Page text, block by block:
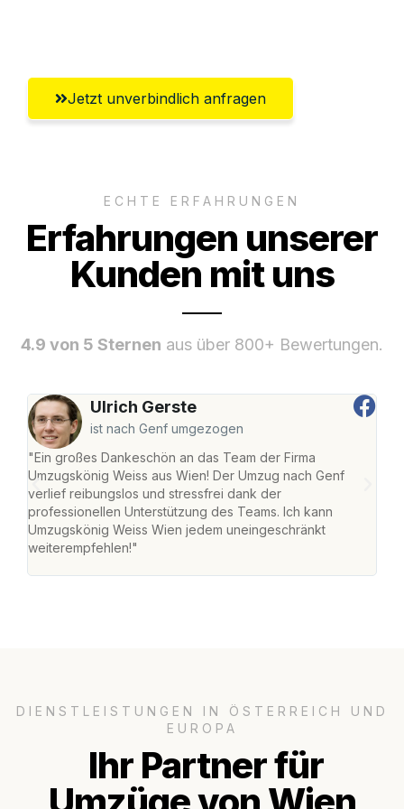
Jetzt unverbindlich anfragen
ECHTE ERFAHRUNGEN
Erfahrungen unserer
Kunden mit uns
4.9 von 5 Sternen aus über 800+ Bewertungen.
Ulrich Gerste
ist nach Genf umgezogen
"Ein großes Dankeschön an das Team der Firma
Umzugskönig Weiss aus Wien! Der Umzug nach Genf
verlief reibungslos und stressfrei dank der
professionellen Unterstützung des Teams. Ich kann
Umzugskönig Weiss Wien jedem uneingeschränkt
weiterempfehlen!"
DIENSTLEISTUNGEN IN ÖSTERREICH UND
EUROPA
Ihr Partner für